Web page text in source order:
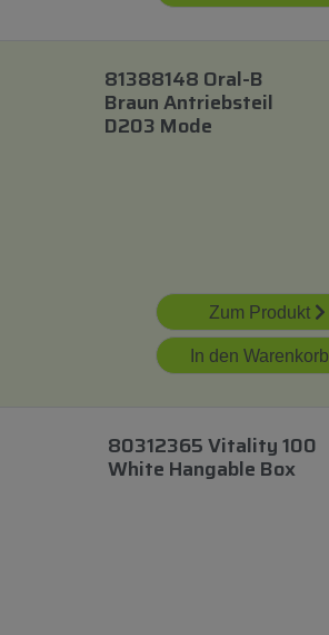
81388148 Oral-B
Braun Antriebsteil
D203 Mode
Zum Produkt
In den Warenkorb
80312365 Vitality 100
White Hangable Box